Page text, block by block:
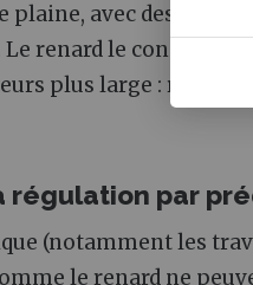
avec des
renard le
plus large : rapaces
régulation par
(notamment les
le renard ne